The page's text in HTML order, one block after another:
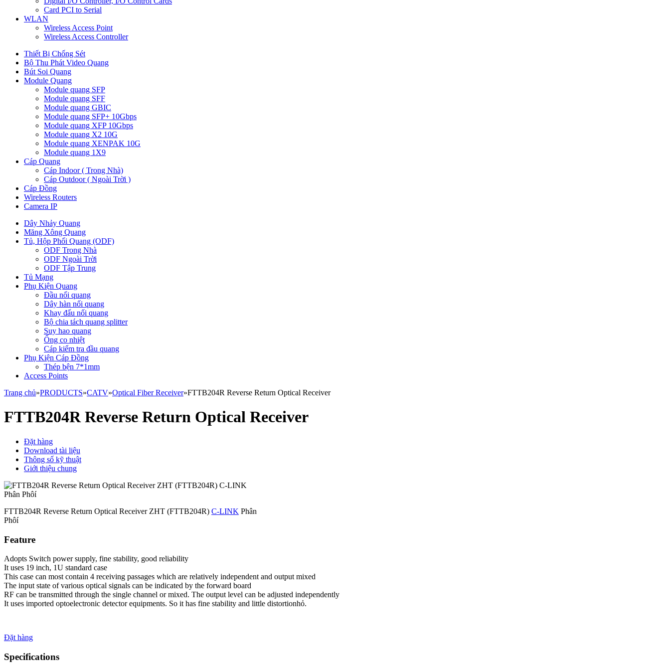
Card PCI to Serial
WLAN
Wireless Access Point
Wireless Access Controller
Thiết Bị Chống Sét
Bộ Thu Phát Video Quang
Bút Soi Quang
Module Quang
Module quang SFP
Module quang SFF
Module quang GBIC
Module quang SFP+ 10Gbps
Module quang XFP 10Gbps
Module quang X2 10G
Module quang XENPAK 10G
Module quang 1X9
Cáp Quang
Cáp Indoor ( Trong Nhà)
Cáp Outdoor ( Ngoài Trời )
Cáp Đồng
Wireless Routers
Camera IP
Dây Nhảy Quang
Măng Xông Quang
Tủ, Hộp Phối Quang (ODF)
ODF Trong Nhà
ODF Ngoài Trời
ODF Tập Trung
Tủ Mạng
Phụ Kiện Quang
Đầu nối quang
Dây hàn nối quang
Khay đấu nối quang
Bộ chia tách quang splitter
Suy hao quang
Ống co nhiệt
Cáp kiểm tra đầu quang
Phụ Kiện Cáp Đồng
Thép bện 7*1mm
Access Points
Trang chủ»PRODUCTS»CATV»Optical Fiber Receiver»FTTB204R Reverse Return Optical Receiver
FTTB204R Reverse Return Optical Receiver
Đặt hàng
Download tài liệu
Thông số kỹ thuật
Giới thiệu chung
FTTB204R Reverse Return Optical Receiver ZHT (FTTB204R) C-LINK Phân
Phôí
Feature
Adopts Switch power supply, fine stability, good reliability
It uses 19 inch, 1U standard case
This case can most contain 4 receiving passages which are relatively independent and output mixed
The input state of various optical signals can be indicated by the forward board
RF can be transmitted through the single channel or mixed. The output level can be adjusted independently
It uses imported optoelectronic detector equipments. So it has fine stability and little distortionhỏ.
Đặt hàng
Specifications